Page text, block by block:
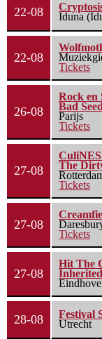
22-08
Iduna
22-08
Tickets
26-08
Rock en
Bad
Parijs
Tickets
27-08
The
Tickets
27-08
Tickets
27-08
Hit The
Inherited
28-08
Festival
Utrecht